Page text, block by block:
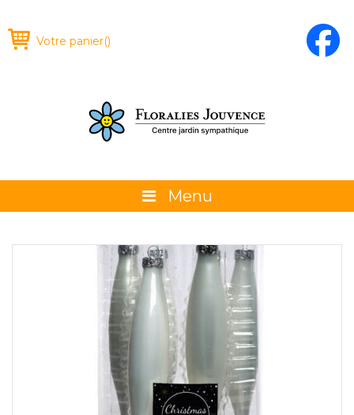
Votre panier()
Menu
La boutique
Promotions et évènements
Conseils
Glossaire
Calendrier horticole